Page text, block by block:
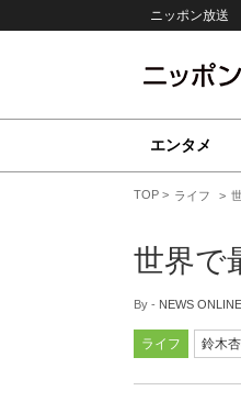
ニッポン放送
エンタメ
TOP ライフ
世界で
By - NEWS
ライフ 鈴木